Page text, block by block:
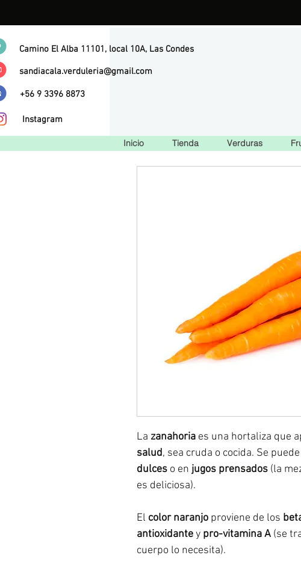
+56 9 3396 8873
Camino El Alba 11101, local 10A, Las Condes
sandiacala.verduleria@gmail.com
Instagram
Inicio Tienda Verduras
La zanahoria es una hortaliza que
salud, sea cruda o cocida. Se
dulces o en jugos prensados (la
es deliciosa).
El color naranjo proviene de los
antioxidantey pro-vitamina A (se
cuerpo lo necesita).